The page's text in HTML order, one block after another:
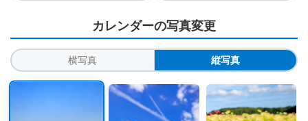
カレンダーの写真変更
横写真 縦写真